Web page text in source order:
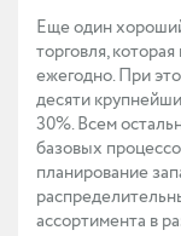
Еще один
торговля,
ежегодно. При
десяти
30%. Всем
базовых
планирование
ассортимента в